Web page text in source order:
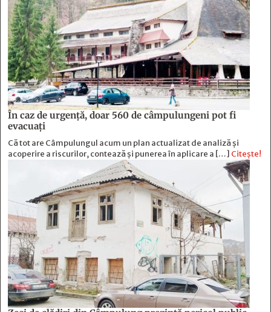
În caz de urgență, doar 560 de câmpulungeni pot fi
evacuați
Că tot are Câmpulungul acum un plan actualizat de analiză și
acoperire a riscurilor, contează și punerea în aplicare a […] Citește!